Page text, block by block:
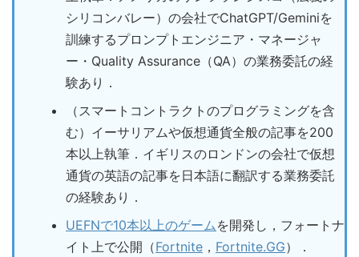
シリコンバレー）の会社でChatGPT/Geminiを
訓練するプロンプトエンジニア・マネージャ
ー・Quality Assurance（QA）の業務委託の経
験あり．
（スマートコントラクトのプログラミングを含
む）イーサリアムや仮想通貨全般の記事を200
本以上執筆．イギリスのロンドンの会社で仮想
通貨の英語の記事を日本語に翻訳する業務委託
の経験あり．
UEFNで10本以上のゲームを開発し，フォートナ
イト上で公開（Fortnite ， Fortnite.GG）．